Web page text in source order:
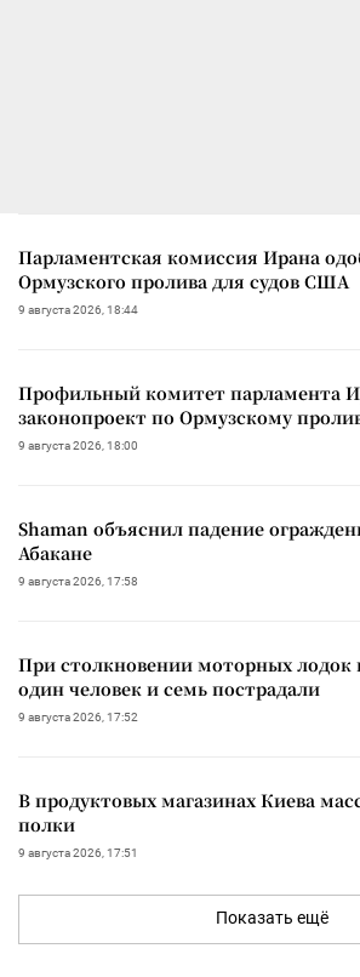
Парламентская комиссия Ирана
Ормузского пролива для судов США
9 августа 2026, 18:44
Профильный комитет парламента
законопроект по Ормузскому
9 августа 2026, 18:00
Shaman объяснил падение
Абакане
9 августа 2026, 17:58
При столкновении моторных лодок
один человек и семь пострадали
9 августа 2026, 17:52
В продуктовых магазинах Киева
полки
9 августа 2026, 17:51
Показать ещё